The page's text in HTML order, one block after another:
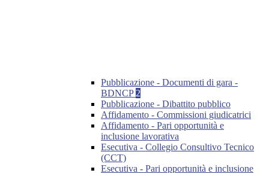
Pubblicazione - Documenti di gara -
BDNCP 2
Pubblicazione - Dibattito pubblico
Affidamento - Commissioni giudicatrici
Affidamento - Pari opportunità e
inclusione lavorativa
Esecutiva - Collegio Consultivo Tecnico
(CCT)
Esecutiva - Pari opportunità e inclusione